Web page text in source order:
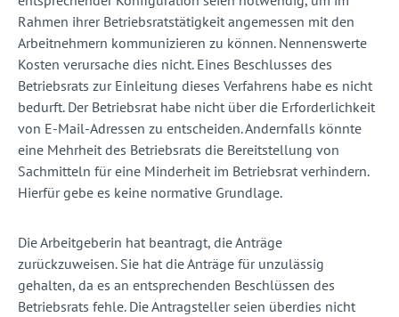
Rahmen ihrer Betriebsratstätigkeit angemessen mit den
Arbeitnehmern kommunizieren zu können. Nennenswerte
Kosten verursache dies nicht. Eines Beschlusses des
Betriebsrats zur Einleitung dieses Verfahrens habe es nicht
bedurft. Der Betriebsrat habe nicht über die Erforderlichkeit
von E-Mail-Adressen zu entscheiden. Andernfalls könnte
eine Mehrheit des Betriebsrats die Bereitstellung von
Sachmitteln für eine Minderheit im Betriebsrat verhindern.
Hierfür gebe es keine normative Grundlage.
Die Arbeitgeberin hat beantragt, die Anträge
zurückzuweisen. Sie hat die Anträge für unzulässig
gehalten, da es an entsprechenden Beschlüssen des
Betriebsrats fehle. Die Antragsteller seien überdies nicht